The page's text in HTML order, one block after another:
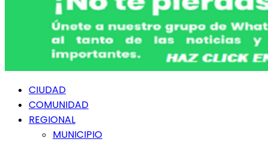
Menú
principal
CIUDAD
COMUNIDAD
REGIONAL
MUNICIPIO